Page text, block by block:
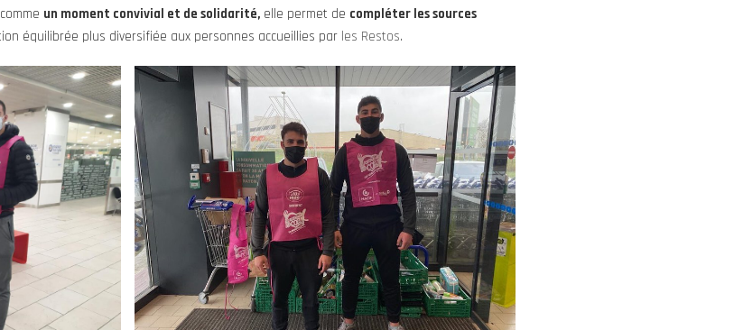
un moment convivial et de solidarité, elle permet de compléter les sources
équilibrée plus diversifiée aux personnes accueillies par les Restos.